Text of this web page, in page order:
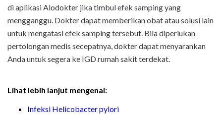
di aplikasi Alodokter jika timbul efek samping yang
mengganggu. Dokter dapat memberikan obat atau solusi lain
untuk mengatasi efek samping tersebut. Bila diperlukan
pertolongan medis secepatnya, dokter dapat menyarankan
Anda untuk segera ke IGD rumah sakit terdekat.
Lihat lebih lanjut mengenai:
Infeksi Helicobacter pylori